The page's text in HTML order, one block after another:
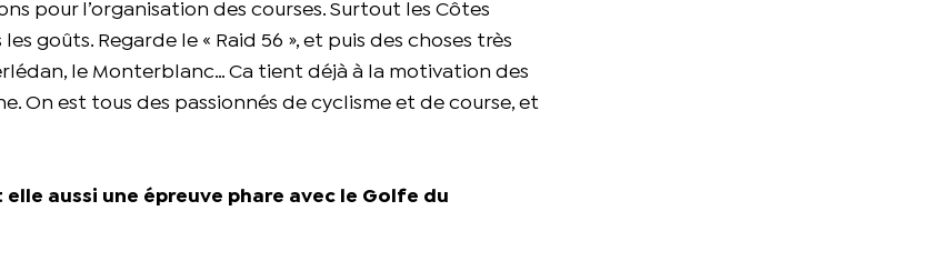
pour l’organisation des courses. Surtout les Côtes
goûts. Regarde le « Raid 56 », et puis des choses très
le Monterblanc… Ca tient déjà à la motivation des
On est tous des passionnés de cyclisme et de course, et
elle aussi une épreuve phare avec le Golfe du